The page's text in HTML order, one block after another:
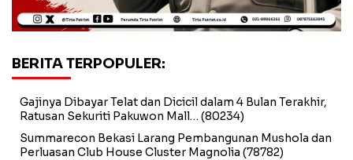
BERITA TERPOPULER:
Gajinya Dibayar Telat dan Dicicil dalam 4 Bulan Terakhir,
Ratusan Sekuriti Pakuwon Mall… (80234)
Summarecon Bekasi Larang Pembangunan Mushola dan
Perluasan Club House Cluster Magnolia (78782)